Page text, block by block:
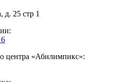
25 стр 1
центра «Абилимпикс»: